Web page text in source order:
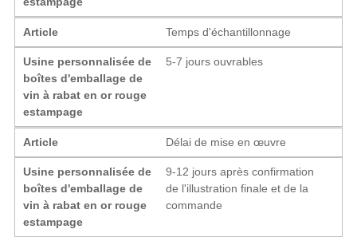
Article Temps d'échantillonnage
Usine personnalisée de
boîtes d'emballage de
vin à rabat en or rouge
estampage
5-7 jours ouvrables
Article Délai de mise en œuvre
Usine personnalisée de
boîtes d'emballage de
vin à rabat en or rouge
estampage
9-12 jours après confirmation
de l'illustration finale et de la
commande